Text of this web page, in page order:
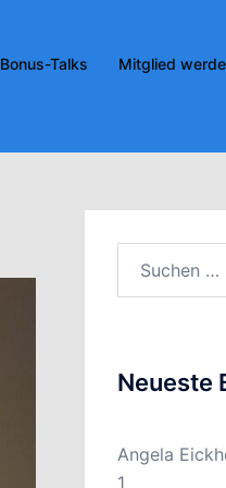
Bonus-Talks Mitglied
Neueste
Angela
1